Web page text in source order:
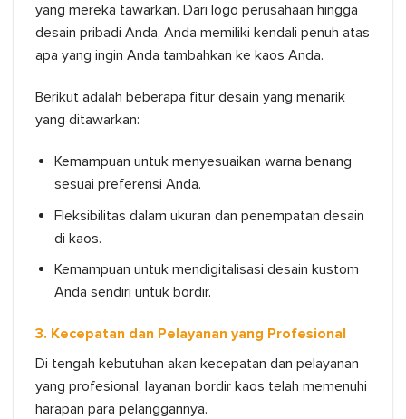
yang mereka tawarkan. Dari logo perusahaan hingga
desain pribadi Anda, Anda memiliki kendali penuh atas
apa yang ingin Anda tambahkan ke kaos Anda.
Berikut adalah beberapa fitur desain yang menarik
yang ditawarkan:
Kemampuan untuk menyesuaikan warna benang
sesuai preferensi Anda.
Fleksibilitas dalam ukuran dan penempatan desain
di kaos.
Kemampuan untuk mendigitalisasi desain kustom
Anda sendiri untuk bordir.
3. Kecepatan dan Pelayanan yang Profesional
Di tengah kebutuhan akan kecepatan dan pelayanan
yang profesional, layanan bordir kaos telah memenuhi
harapan para pelanggannya.